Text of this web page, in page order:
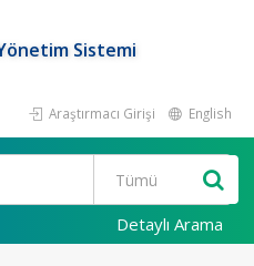
Sistemi
Araştırmacı Girişi English
Detaylı Arama